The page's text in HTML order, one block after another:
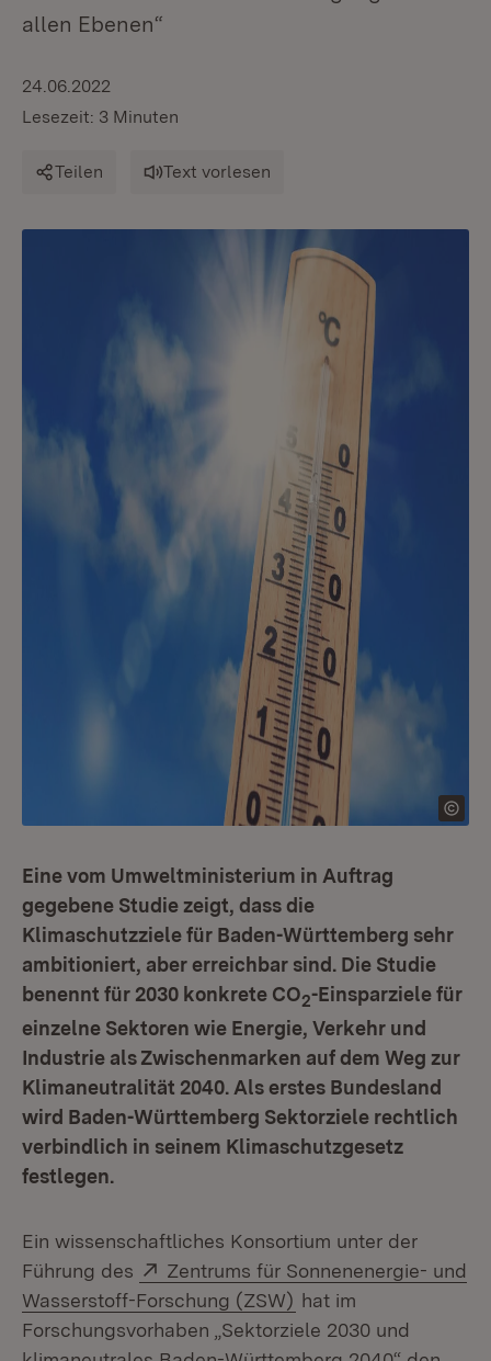
allen Ebenen“
24.06.2022
Lesezeit: 3 Minuten
Teilen Text vorlesen
Eine vom Umweltministerium in Auftrag
gegebene Studie zeigt, dass die
Klimaschutzziele für Baden-Württemberg sehr
ambitioniert, aber erreichbar sind. Die Studie
benennt für 2030 konkrete CO2-Einsparziele für
einzelne Sektoren wie Energie, Verkehr und
Industrie als Zwischenmarken auf dem Weg zur
Klimaneutralität 2040. Als erstes Bundesland
wird Baden-Württemberg Sektorziele rechtlich
verbindlich in seinem Klimaschutzgesetz
festlegen.
Ein wissenschaftliches Konsortium unter der
Führung des
Extern:
Zentrums für Sonnenenergie- und
Wasserstoff-Forschung (ZSW) (Öffnet in neuem
hat im
Forschungsvorhaben „Sektorziele 2030 und